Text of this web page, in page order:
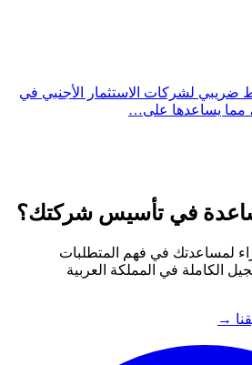
لشركات الاستثمار الأجنبي في
مما يساعدها على…
في تأسيس شركتك؟
لمساعدتك في فهم المتطلبات
الكاملة في المملكة العربية
→